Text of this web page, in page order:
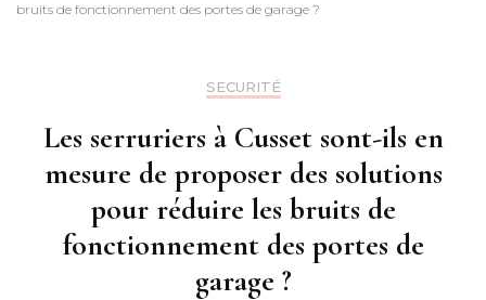
bruits de fonctionnement des portes de garage ?
SECURITÉ
Les serruriers à Cusset sont-ils en
mesure de proposer des solutions
pour réduire les bruits de
fonctionnement des portes de
garage ?